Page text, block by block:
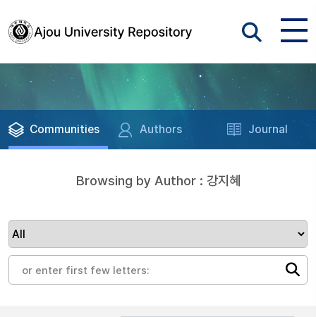
Communities Authors Journal
Browsing by Author : 강지혜